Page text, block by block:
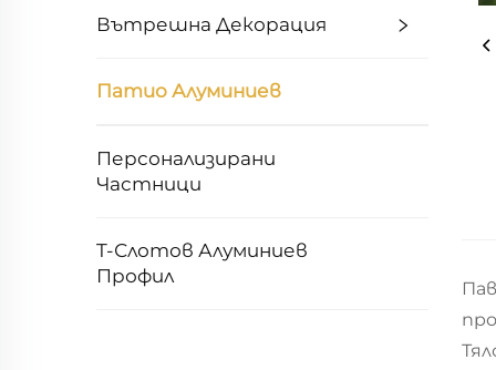
Вътрешна Декорация
Патио Алуминиев
Персонализирани
Частници
T-Слотов Алуминиев
Профил